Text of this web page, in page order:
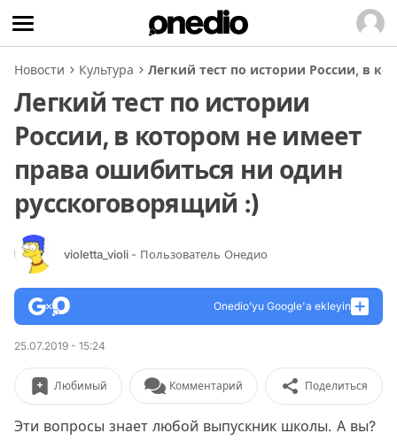
Новости Культура Легкий тест по истории России, в
Легкий тест по истории
России, в котором не имеет
права ошибиться ни один
русскоговорящий :)
violetta_violi - Пользователь Онедио
Onedio’yu Google'a ekleyin
25.07.2019 - 15:24
Любимый Комментарий Поделиться
Эти вопросы знает любой выпускник школы. А вы?